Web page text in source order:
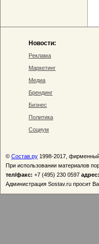
Новости:
Реклама
Маркетинг
Медиа
Брендинг
Бизнес
Политика
Социум
© Состав.ру 1998-2017,
При использовании материалов
тел/факс: +7 (495) 230 0597 адрес:
Администрация Sostav.ru просит